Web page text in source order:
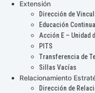
Extensión
Dirección de
Educación Continua
Acción E – Unidad
PITS
Transferencia de
Sillas Vacías
Relacionamiento
Dirección de